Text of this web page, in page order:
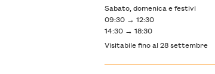
Sabato, domenica e festivi
09:30 → 12:30
14:30 → 18:30
Visitabile fino al 28 settembre